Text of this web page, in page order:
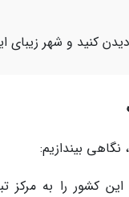
کنید و شهر زیبای
بیندازیم:
کشور را به